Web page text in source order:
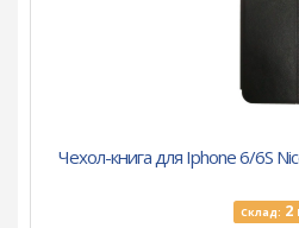
Чехол-книга для Iphone 6/6S
Склад: 2